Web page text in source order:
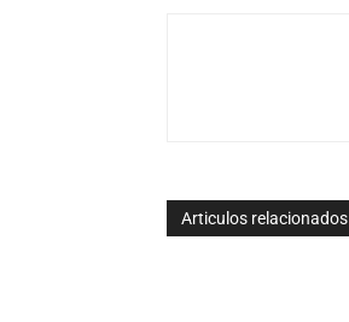
Articulos relacionados